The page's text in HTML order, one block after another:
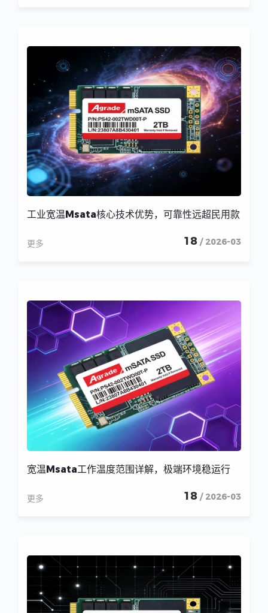
工业宽温Msata核心技术优势，可靠性远超民用款
更多 18 / 2026-03
宽温Msata工作温度范围详解，极端环境稳运行
更多 18 / 2026-03